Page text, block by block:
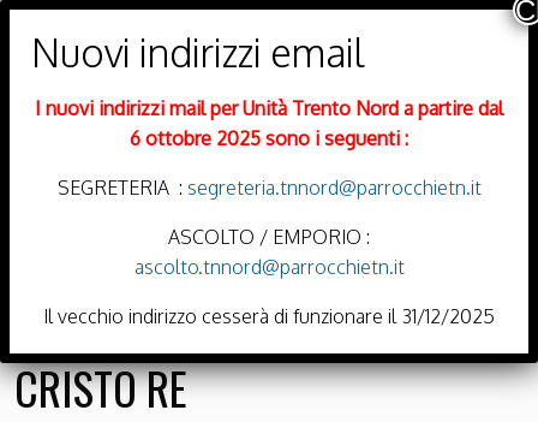
Trento Nord
DIOCESI DI TRENTO
CRISTO RE
I nuovi indirizzi mail per Unità Trento Nord a partire dal
6 ottobre 2025 sono i seguenti :
SEGRETERIA : segreteria.tnnord@parrocchietn.it
ASCOLTO / EMPORIO :
ascolto.tnnord@parrocchietn.it
Il vecchio indirizzo cesserà di funzionare il 31/12/2025